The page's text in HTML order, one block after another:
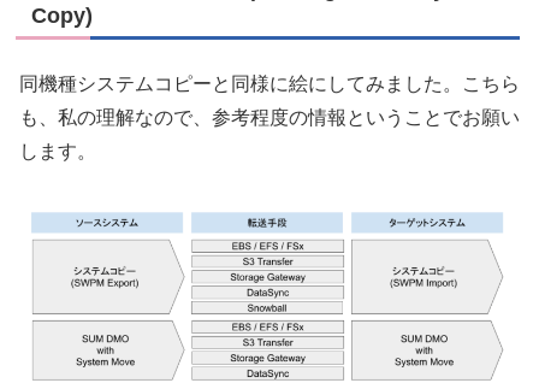
Copy)
同機種システムコピーと同様に絵にしてみました。こちら
も、私の理解なので、参考程度の情報ということでお願い
します。